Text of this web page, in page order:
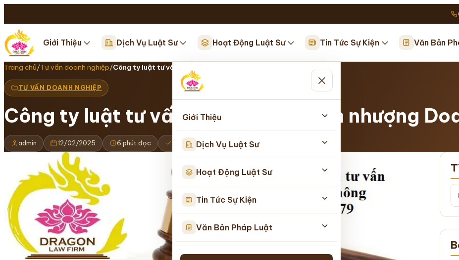
Giới Thiệu Dịch Vụ Luật Sư Hoạt Động Luật Sư Tin Tức Sự Kiện Văn Bản
Giới Thiệu
Dịch Vụ Luật Sư
Hoạt Động Luật Sư
Tin Tức Sự Kiện
Văn Bản Pháp Luật
Trang chủ/Tư vấn doanh nghiệp/Công ty luật tư vấn mua bán chuyển nhượng…
TƯ VẤN DOANH NGHIỆP
Công ty luật tư vấn mua bán chuyển nhượng
admin 12/02/2025 6 phút đọc Cập nhật 16/05/2026